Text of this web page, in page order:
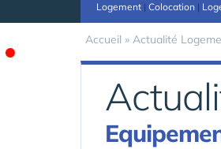
Logement | Colocation |
Accueil » Actualité